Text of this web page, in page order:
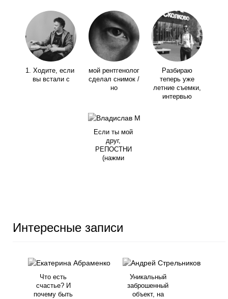
1. Ходите, если
вы встали с
мой рентгенолог
сделал снимок /
но
Разбираю
теперь уже
летние съемки,
интервью
Если ты мой
друг,
РЕПОСТНИ
(нажми
Интересные записи
Что есть
счастье? И
почему быть
Уникальный
заброшенный
объект, на